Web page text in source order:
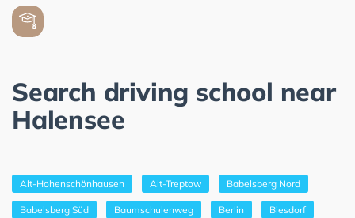
Search driving school near
Halensee
Alt-Hohenschönhausen Alt-Treptow Babelsberg Nord
Babelsberg Süd Baumschulenweg Berlin Biesdorf